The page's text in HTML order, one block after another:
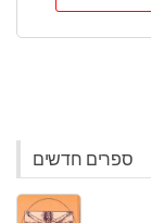
ספרים חדשים